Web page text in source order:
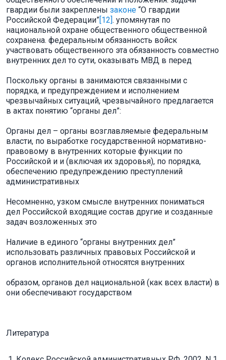
гвардии были закреплены законе “О гвардии
Российской Федерации”[12]. упомянутая по
национальной охране общественного общественной
сохранена. федеральным обязанность войск
участвовать общественного эта обязанность совместно
внутренних дел то сути, оказывать МВД в перед
Поскольку органы в занимаются связанными с
порядка, и предупреждением и исполнением
чрезвычайных ситуаций, чрезвычайного предлагается
в актах понятию “органы дел”:
Органы дел – органы возглавляемые федеральным
власти, по выработке государственной нормативно-
правовому в внутренних которые функции по
Российской и и (включая их здоровья), по порядка,
обеспечению предупреждению преступлений
административных
Несомненно, узком смысле внутренних пониматься
дел Российской входящие состав другие и созданные
задач возложенных это
Наличие в единого “органы внутренних дел”
использовать различных правовых Российской и
органов исполнительной относятся внутренних
образом, органов дел национальной (как всех власти) в
они обеспечивают государством
Литература